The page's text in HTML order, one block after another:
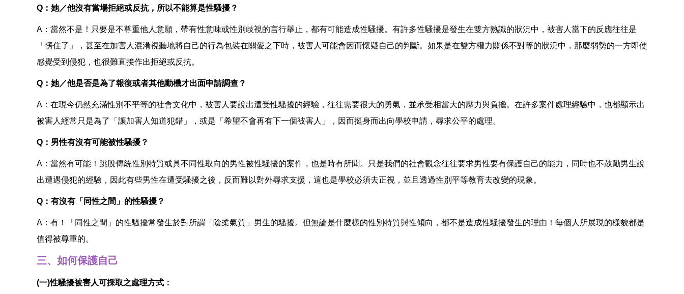
Q：她／他沒有當場拒絕或反抗，所以不能算是性騷擾？
A：當然不是！只要是不尊重他人意願，帶有性意味或性別歧視的言行舉止，都有可能造成性騷擾。有許多性騷擾是發生在雙方熟識的狀況中，被害人當下的反應往往是
「愣住了」，甚至在加害人混淆視聽地將自己的行為包裝在關愛之下時，被害人可能會因而懷疑自己的判斷。如果是在雙方權力關係不對等的狀況中，那麼弱勢的一方即使
感覺受到侵犯，也很難直接作出拒絕或反抗。
Q：她／他是否是為了報復或者其他動機才出面申請調查？
A：在現今仍然充滿性別不平等的社會文化中，被害人要說出遭受性騷擾的經驗，往往需要很大的勇氣，並承受相當大的壓力與負擔。在許多案件處理經驗中，也都顯示出
被害人經常只是為了「讓加害人知道犯錯」，或是「希望不會再有下一個被害人」，因而挺身而出向學校申請，尋求公平的處理。
Q：男性有沒有可能被性騷擾？
A：當然有可能！跳脫傳統性別特質或具不同性取向的男性被性騷擾的案件，也是時有所聞。只是我們的社會觀念往往要求男性要有保護自己的能力，同時也不鼓勵男生說
出遭遇侵犯的經驗，因此有些男性在遭受騷擾之後，反而難以對外尋求支援，這也是學校必須去正視，並且透過性別平等教育去改變的現象。
Q：有沒有「同性之間」的性騷擾？
A：有！「同性之間」的性騷擾常發生於對所謂「陰柔氣質」男生的騷擾。但無論是什麼樣的性別特質與性傾向，都不是造成性騷擾發生的理由！每個人所展現的樣貌都是
值得被尊重的。
三、如何保護自己
(一)性騷擾被害人可採取之處理方式：